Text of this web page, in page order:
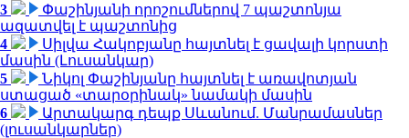
3
Փաշինյանի որոշումներով 7 պաշտոնյա
ազատվել է պաշտոնից
4
Սիլվա Հակոբյանը հայտնել է ցավալի կորստի
մասին (Լուսանկար)
5
Նիկոլ Փաշինյանը հայտնել է առավոտյան
ստացած «տարօրինակ» նամակի մասին
6
Արտակարգ դեպք Սևանում. Մանրամասներ
(լուսանկարներ)